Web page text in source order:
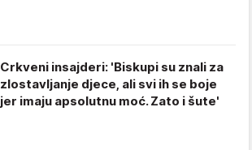
Crkveni insajderi: 'Biskupi su znali za
zlostavljanje djece, ali svi ih se boje
jer imaju apsolutnu moć. Zato i šute'